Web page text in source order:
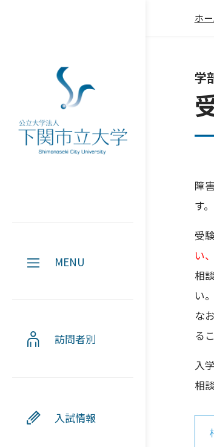
MENU
訪問者別
入試情報
ホ
学
障
す。
受
い
相
い
な
る
入
相